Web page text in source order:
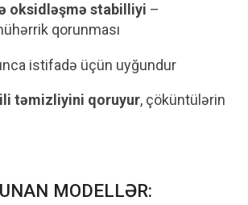
oksidləşmə stabilliyi –
qorunması
istifadə üçün uyğundur
təmizliyini qoruyur, çöküntülərin
MODELLƏR: